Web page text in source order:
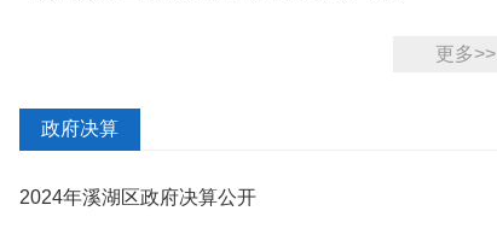
更多>>
政府决算
2024年溪湖区政府决算公开